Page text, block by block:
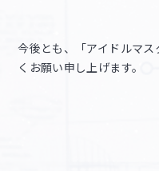
今後とも、「アイドルマ
くお願い申し上げます。